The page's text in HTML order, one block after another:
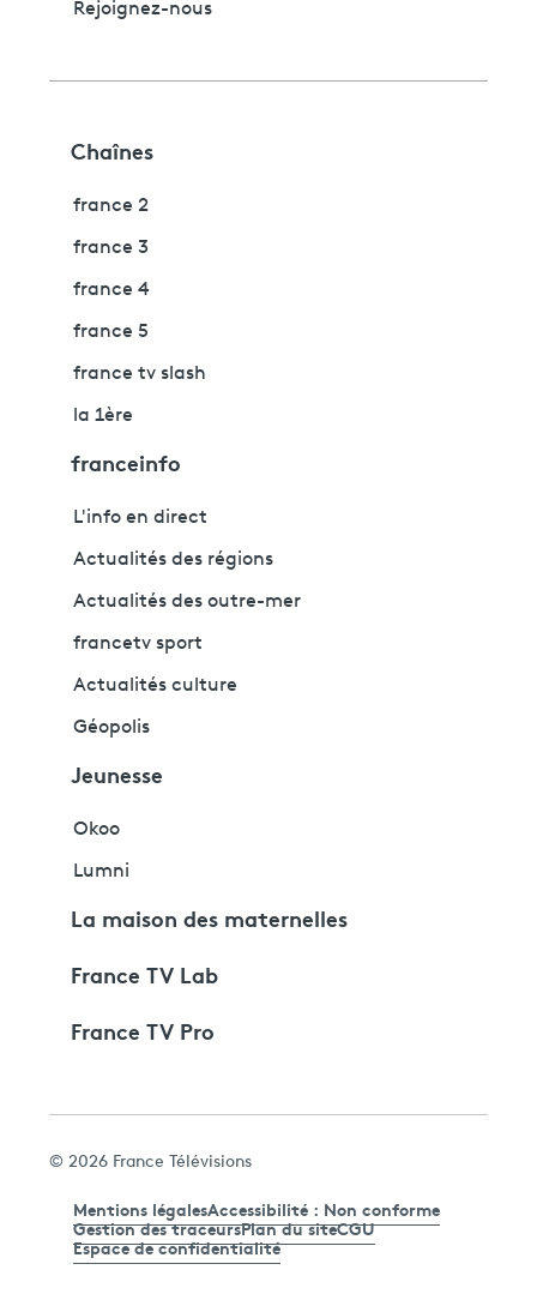
Rejoignez-nous
Chaînes
france 2
france 3
france 4
france 5
france tv slash
la 1ère
franceinfo
L'info en direct
Actualités des régions
Actualités des outre-mer
francetv sport
Actualités culture
Géopolis
Jeunesse
Okoo
Lumni
La maison des maternelles
France TV Lab
France TV Pro
© 2026 France Télévisions
Mentions légalesAccessibilité : Non conforme
Gestion des traceursPlan du siteCGU
Espace de confidentialité